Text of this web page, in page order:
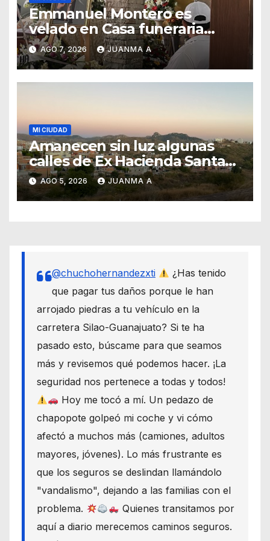
Emmanuel Montero es
velado en Casa funeraria
Forasté
AGO 7, 2026 JUANMA A
MI CIUDAD
Amanecen sin luz algunas
calles de Ex Hacienda Santa
Teresa
AGO 5, 2026 JUANMA A
@chuchohernandezxti
¿Has tenido
que pagar tus daños porque le han
arrojado piedras a tu vehículo en la
carretera Silao-Guanajuato? Si te ha
pasado esto, búscame para que seamos
más y revisemos qué podemos hacer. ¡La
seguridad nos pertenece a todas y todos!
Hoy me tocó a mí. Un pedazo de
chapopote golpeó mi coche y vi cómo
afectó a muchos más (camiones, adultos
mayores, jóvenes). Lo más frustrante es
que los seguros se deslindan llamándolo
"vandalismo", dejando a las familias con el
problema.
Quienes transitamos por
aquí a diario merecemos caminos seguros.